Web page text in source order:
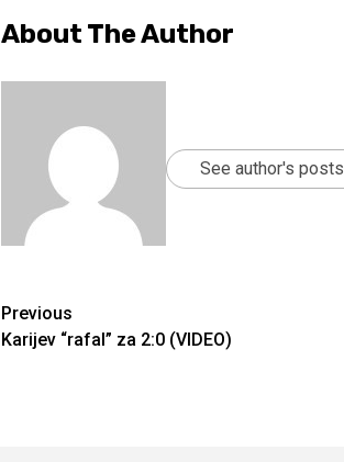
About The Author
See author's posts
Continue
Reading
Previous
Karijev “rafal” za 2:0 (VIDEO)